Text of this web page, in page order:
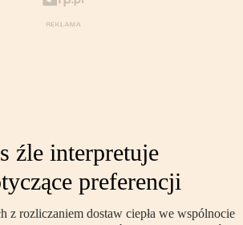
źle interpretuje
preferencji
z rozliczaniem dostaw ciepła we wspólnocie